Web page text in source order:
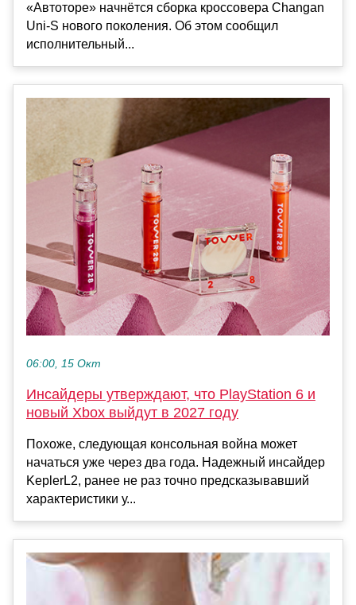
«Автоторе» начнётся сборка кроссовера Changan
Uni-S нового поколения. Об этом сообщил
исполнительный...
06:00, 15 Окт
Инсайдеры утверждают, что PlayStation 6 и
новый Xbox выйдут в 2027 году
Похоже, следующая консольная война может
начаться уже через два года. Надежный инсайдер
KeplerL2, ранее не раз точно предсказывавший
характеристики у...